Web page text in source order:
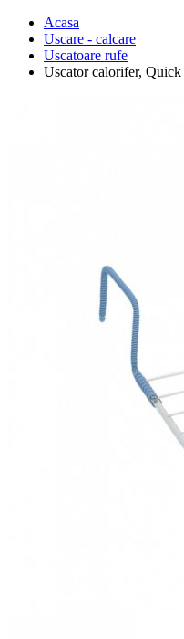
Acasa
Uscare - calcare
Uscatoare rufe
Uscator calorifer, Quick